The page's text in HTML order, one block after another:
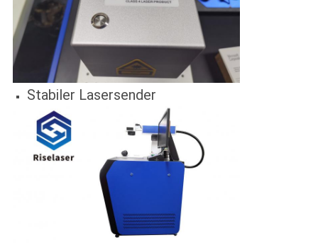
Stabiler Lasersender